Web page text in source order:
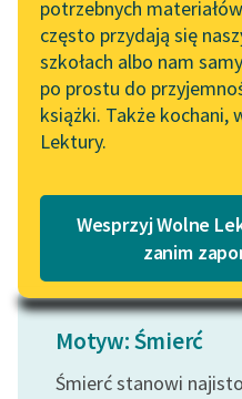
„Kochanek Lady
Chatterley” do słuchania
na Wolnych Lekturach
Nowy audiobook –
„Marzenie o Oriencie”
Lektury szkolne i klasyka
literatury do słuchania dla
uczennic i uczniów z
niepełnosprawnościami
potrzebnych
często przydają się
szkołach albo nam
po prostu do
książki. Także kochani,
Lektury.
Wesprzyj Wolne
zanim
Motyw: Śmierć
Śmierć stanowi